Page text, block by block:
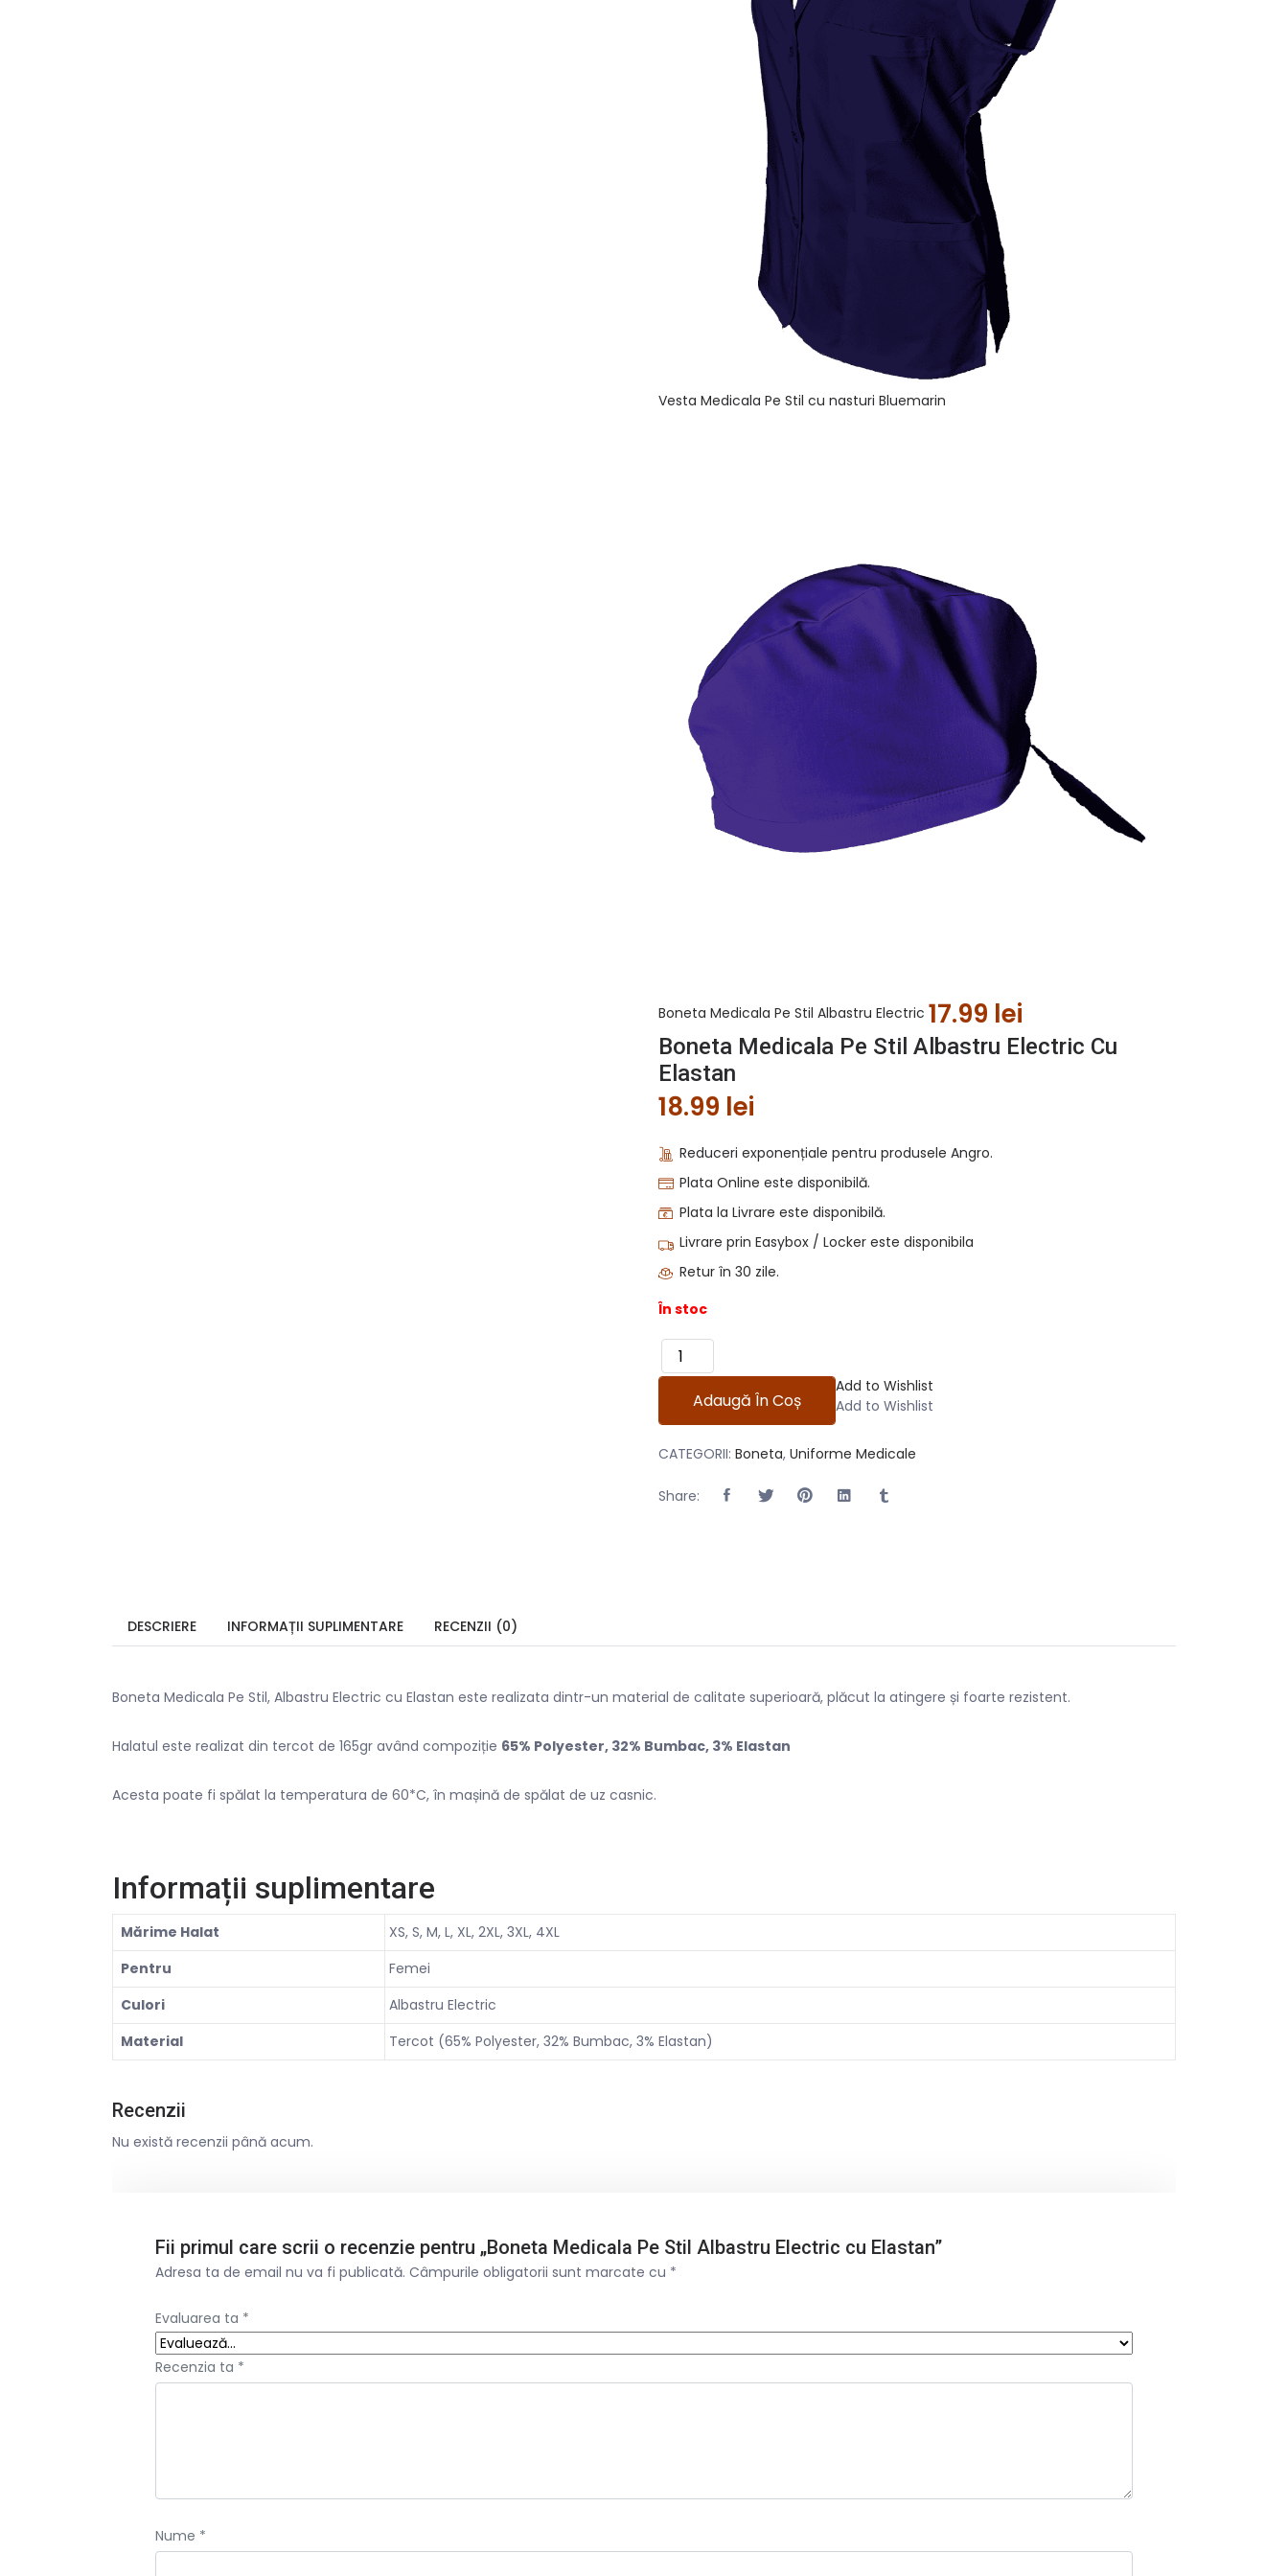
Vesta Medicala Pe Stil cu nasturi Bluemarin
Boneta Medicala Pe Stil Albastru Electric 17.99 lei
Boneta Medicala Pe Stil Albastru Electric Cu
Elastan
18.99 lei
Reduceri exponențiale pentru produsele Angro.
Plata Online este disponibilă.
Plata la Livrare este disponibilă.
Livrare prin Easybox / Locker este disponibila
Retur în 30 zile.
În stoc
Cantitate Boneta Medicala Pe Stil Albastru Electric cu Elastan
Adaugă În Coș
Add to Wishlist
Add to Wishlist
CATEGORII: Boneta, Uniforme Medicale
Share:
DESCRIERE INFORMAȚII SUPLIMENTARE RECENZII (0)
Boneta Medicala Pe Stil, Albastru Electric cu Elastan este realizata dintr-un material de calitate superioară, plăcut la atingere și foarte rezistent.
Halatul este realizat din tercot de 165gr având compoziție 65% Polyester, 32% Bumbac, 3% Elastan
Acesta poate fi spălat la temperatura de 60*C, în mașină de spălat de uz casnic.
Informații suplimentare
Mărime Halat
XS, S, M, L, XL, 2XL, 3XL, 4XL
Pentru
Femei
Culori
Albastru Electric
Material
Tercot (65% Polyester, 32% Bumbac, 3% Elastan)
Recenzii
Nu există recenzii până acum.
Fii primul care scrii o recenzie pentru „Boneta Medicala Pe Stil Albastru Electric cu Elastan”
Adresa ta de email nu va fi publicată. Câmpurile obligatorii sunt marcate cu *
Evaluarea ta *
Recenzia ta *
Nume *